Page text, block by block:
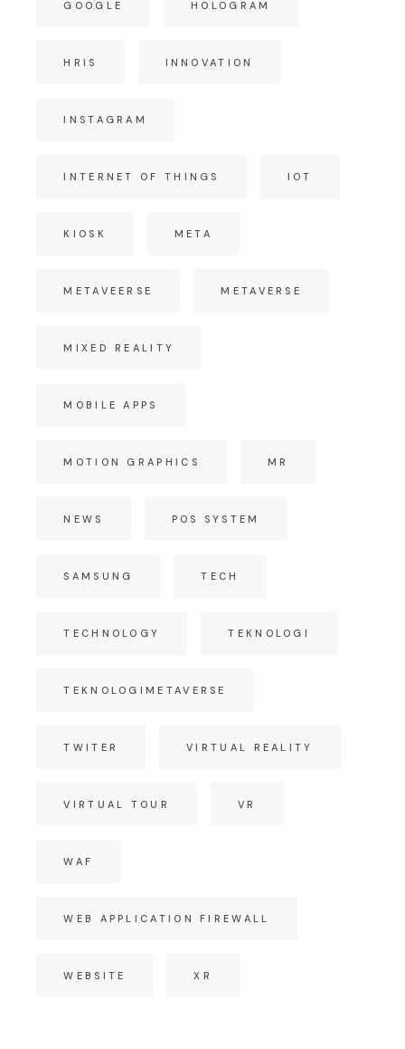
GOOGLE HOLOGRAM
HRIS INNOVATION
INSTAGRAM
INTERNET OF THINGS IOT
KIOSK META
METAVEERSE METAVERSE
MIXED REALITY
MOBILE APPS
MOTION GRAPHICS MR
NEWS POS SYSTEM
SAMSUNG TECH
TECHNOLOGY TEKNOLOGI
TEKNOLOGIMETAVERSE
TWITER VIRTUAL REALITY
VIRTUAL TOUR VR
WAF
WEB APPLICATION FIREWALL
WEBSITE XR